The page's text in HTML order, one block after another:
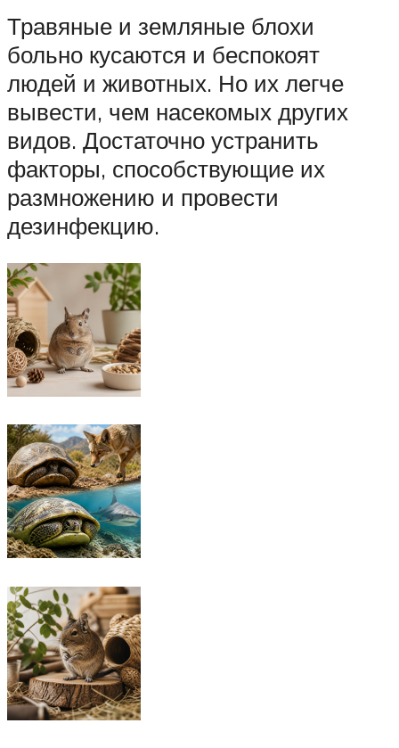
Травяные и земляные блохи
больно кусаются и беспокоят
людей и животных. Но их легче
вывести, чем насекомых других
видов. Достаточно устранить
факторы, способствующие их
размножению и провести
дезинфекцию.